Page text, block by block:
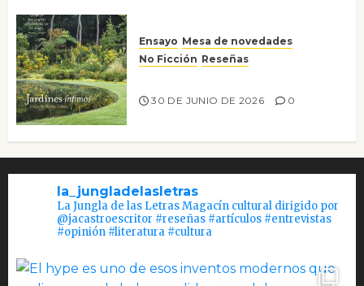
Ensayo Mesa de novedades
No Ficción Reseñas
30 DE JUNIO DE 2026 0
la_jungladelasletras
La Jungla de las Letras Magacín cultural dirigido por
@jacastroescritor #reseñas #artículos #entrevistas
#opinión #literatura #cultura